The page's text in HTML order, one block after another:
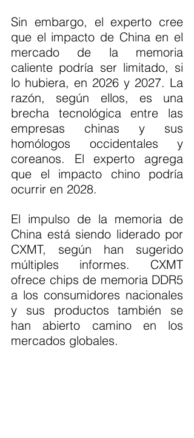
Sin embargo, el experto cree
que el impacto de China en el
mercado de la memoria
caliente podría ser limitado, si
lo hubiera, en 2026 y 2027. La
razón, según ellos, es una
brecha tecnológica entre las
empresas chinas y sus
homólogos occidentales y
coreanos. El experto agrega
que el impacto chino podría
ocurrir en 2028.
El impulso de la memoria de
China está siendo liderado por
CXMT, según han sugerido
múltiples informes. CXMT
ofrece chips de memoria DDR5
a los consumidores nacionales
y sus productos también se
han abierto camino en los
mercados globales.